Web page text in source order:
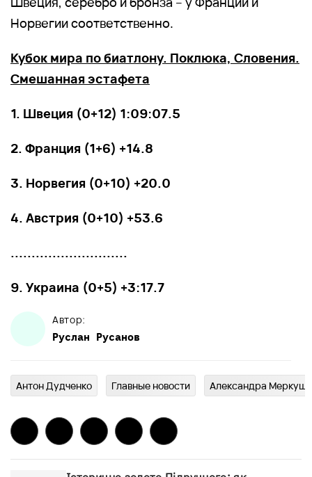
Норвегии соответственно.
Кубок мира по биатлону. Поклюка, Словения.
Смешанная эстафета
1. Швеция (0+12) 1:09:07.5
2. Франция (1+6) +14.8
3. Норвегия (0+10) +20.0
4. Австрия (0+10) +53.6
............................
9. Украина (0+5) +3:17.7
Автор:
Руслан Русанов
Антон Дудченко Главныe новости Александра